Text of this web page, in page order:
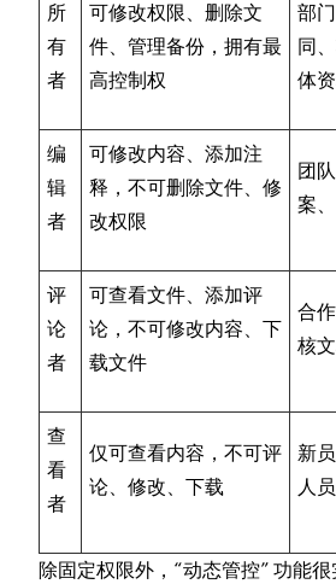
所
有
者
可修改权限、删除文
件、管理备份，拥有最
高控制权
部
同
体
编
辑
者
可修改内容、添加注
释，不可删除文件、修
改权限
团
案
评
论
者
可查看文件、添加评
论，不可修改内容、下
载文件
合
核
查
看
者
仅可查看内容，不可评
论、修改、下载
新
人
除固定权限外，“动态管控” 功能